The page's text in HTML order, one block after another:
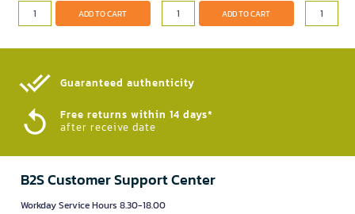
ADD TO CART ADD TO CART
Guaranteed authenticity​
Free returns within 14 days*
after receive date
B2S Customer Support Center
Workday Service Hours 8.30-18.00